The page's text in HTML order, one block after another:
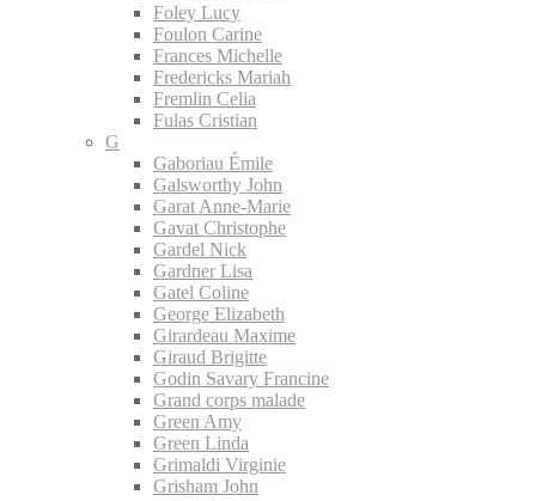
Foley Lucy
Foulon Carine
Frances Michelle
Fredericks Mariah
Fremlin Celia
Fulas Cristian
G
Gaboriau Émile
Galsworthy John
Garat Anne-Marie
Gavat Christophe
Gardel Nick
Gardner Lisa
Gatel Coline
George Elizabeth
Girardeau Maxime
Giraud Brigitte
Godin Savary Francine
Grand corps malade
Green Amy
Green Linda
Grimaldi Virginie
Grisham John